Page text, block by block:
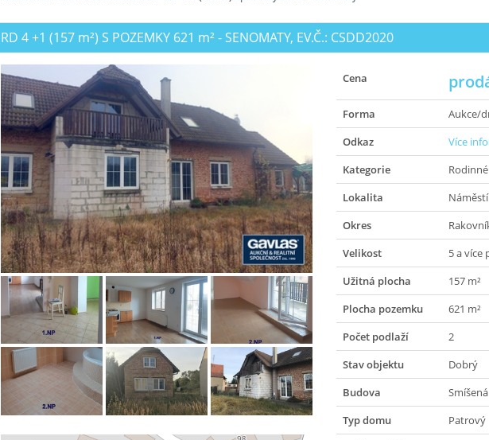
RD 4 +1 (157 m²) S POZEMKY 621 m² - SENOMATY, EV.Č.: CSDD2020
Cena
Forma
Aukce/
Odkaz
Více
Kategorie
Lokalita
Okres
Velikost
5 a více
Užitná plocha
157 m²
Plocha pozemku
621 m²
Počet podlaží
2
Stav objektu
Dobrý
Budova
Smíšená
Typ domu
Patrový